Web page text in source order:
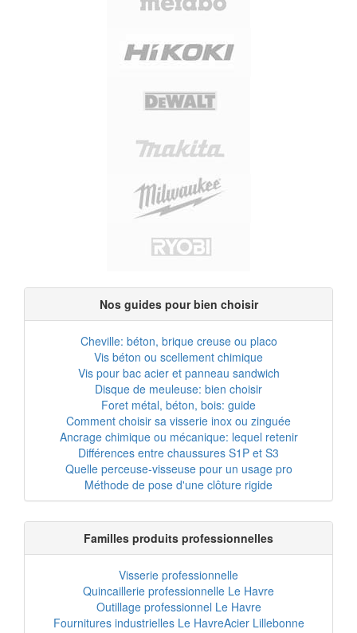
Nos guides pour bien choisir
Cheville: béton, brique creuse ou placo
Vis béton ou scellement chimique
Vis pour bac acier et panneau sandwich
Disque de meuleuse: bien choisir
Foret métal, béton, bois: guide
Comment choisir sa visserie inox ou zinguée
Ancrage chimique ou mécanique: lequel retenir
Différences entre chaussures S1P et S3
Quelle perceuse-visseuse pour un usage pro
Méthode de pose d'une clôture rigide
Familles produits professionnelles
Visserie professionnelle
Quincaillerie professionnelle Le Havre
Outillage professionnel Le Havre
Fournitures industrielles Le HavreAcier Lillebonne